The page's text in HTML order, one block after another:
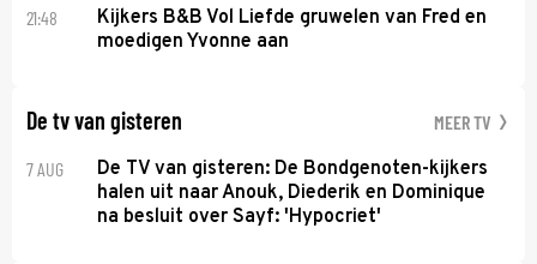
21:48
Kijkers B&B Vol Liefde gruwelen van Fred en
moedigen Yvonne aan
De tv van gisteren MEER TV
7 AUG
De TV van gisteren: De Bondgenoten-kijkers
halen uit naar Anouk, Diederik en Dominique
na besluit over Sayf: 'Hypocriet'